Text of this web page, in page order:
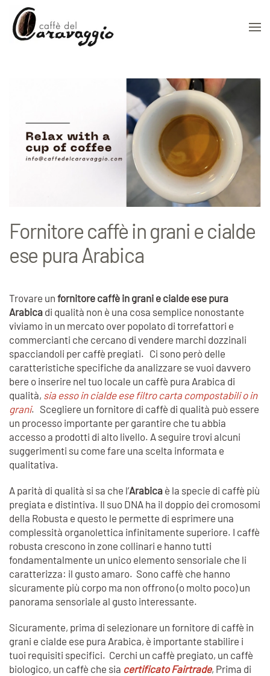
Skip to main content
Fornitore caffè in grani e cialde
ese pura Arabica
Trovare un fornitore caffè in grani e cialde ese pura
Arabica di qualità non è una cosa semplice nonostante
viviamo in un mercato over popolato di torrefattori e
commercianti che cercano di vendere marchi dozzinali
spacciandoli per caffè pregiati. Ci sono però delle
caratteristiche specifiche da analizzare se vuoi davvero
bere o inserire nel tuo locale un caffè pura Arabica di
qualità, sia esso in cialde ese filtro carta compostabili o in
grani. Scegliere un fornitore di caffè di qualità può essere
un processo importante per garantire che tu abbia
accesso a prodotti di alto livello. A seguire trovi alcuni
suggerimenti su come fare una scelta informata e
qualitativa.
A parità di qualità si sa che l’Arabica è la specie di caffè più
pregiata e distintiva. Il suo DNA ha il doppio dei cromosomi
della Robusta e questo le permette di esprimere una
complessità organolettica infinitamente superiore. I caffè
robusta crescono in zone collinari e hanno tutti
fondamentalmente un unico elemento sensoriale che li
caratterizza: il gusto amaro. Sono caffè che hanno
sicuramente più corpo ma non offrono (o molto poco) un
panorama sensoriale al gusto interessante.
Sicuramente, prima di selezionare un fornitore di caffè in
grani e cialde ese pura Arabica, è importante stabilire i
tuoi requisiti specifici. Cerchi un caffè pregiato, un caffè
biologico, un caffè che sia certificato Fairtrade, Prima di